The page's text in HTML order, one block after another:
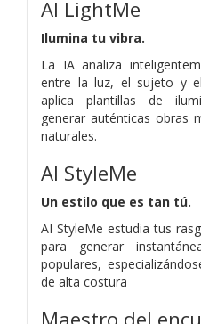
AI LightMe
Ilumina tu vibra.
La IA analiza
entre la luz, el sujeto y
aplica plantillas de
generar auténticas obras
naturales.
AI StyleMe
Un estilo que es tan tú.
AI StyleMe estudia tus
para generar
populares,
de alta costura